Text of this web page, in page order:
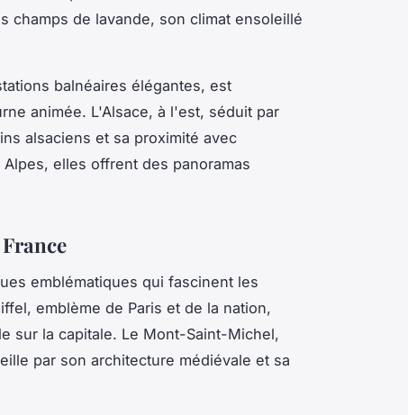
champs de lavande, son climat ensoleillé
balnéaires élégantes, est
animée. L'Alsace, à l'est, séduit par
alsaciens et sa proximité avec
elles offrent des panoramas
emblématiques qui fascinent les
emblème de Paris et de la nation,
sur la capitale. Le Mont-Saint-Michel,
par son architecture médiévale et sa